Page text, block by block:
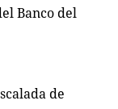
Banco del
de